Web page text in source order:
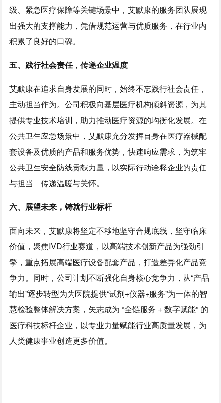
级、紧急医疗保障等关键场景中，艾默康的服务团队展现
出强大的支撑能力，凭借规范运营与优质服务，在行业内
积累了良好的口碑。
五、践行社会责任，传递企业温度
艾默康在追求自身发展的同时，始终不忘践行社会责任，
主动担当作为。公司积极向基层医疗机构倾斜资源，为其
提供专业技术培训，助力推动医疗资源的均衡化发展。在
公共卫生应急场景中，艾默康充分发挥自身在医疗器械配
套设备及优质的产品和服务优势，快速响应需求，为筑牢
公共卫生安全防线贡献力量，以实际行动诠释企业的责任
与担当，传递温暖与关怀。
六、展望未来，铸就行业标杆
面向未来，艾默康将坚定不移地坚守合规底线，坚守临床
价值，聚焦IVD行业赛道，以高端技术创新产品为强劲引
擎，重点拓展高端医疗设备配套产品，打造差异化产品竞
争力。同时，公司计划不断强化自身核心竞争力，从“产品
输出”逐步转型为为医院提供“试剂+仪器+服务”为一体的智
慧检验整体解决方案，矢志成为 “全链服务 + 数字赋能” 的
医疗科技标杆企业，以专业力量赋能行业高质量发展，为
人类健康事业创造更多价值。